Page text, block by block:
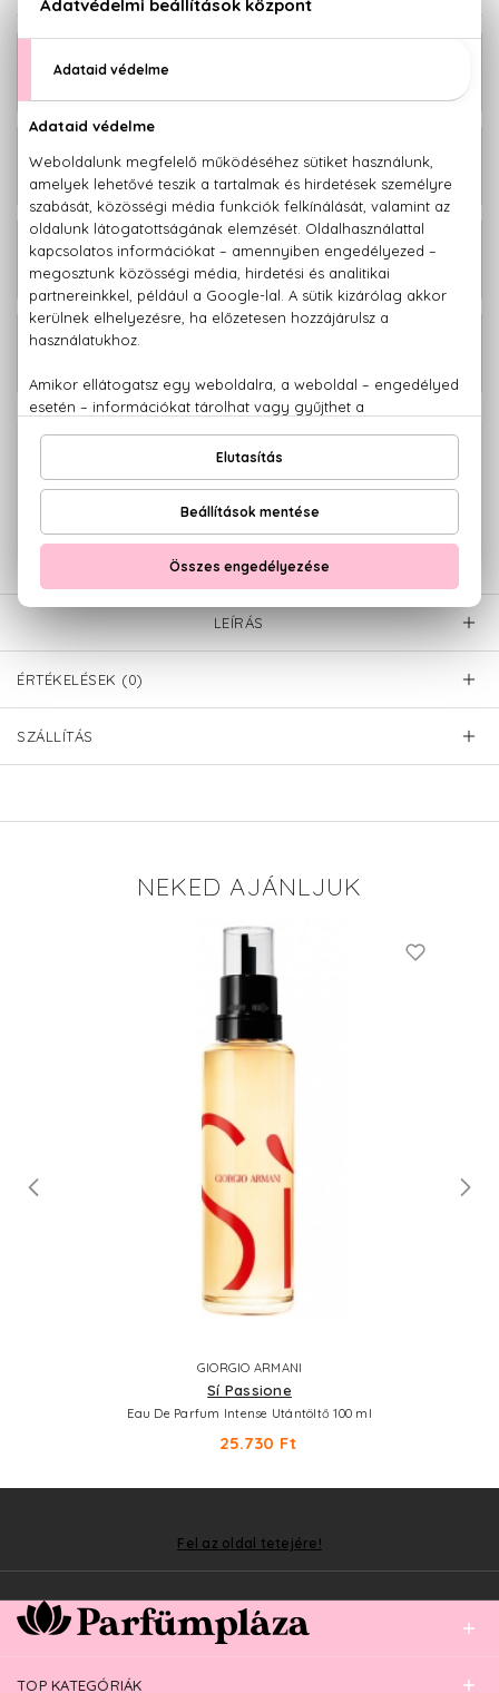
KAPCSOLÓDÓ TERMÉKEK
Sí Eau De Parfum Szett 100+75 ml
Sí Eau De Parfum
36.000 Ft -
Sí Utántölthető Eau De Parfum
20.460 Ft -
14 napos visszaküldési garanciával
Kérdésed van, elakadtál? Hívd ügyfélszolgálatunkat:
LEÍRÁS
ÉRTÉKELÉSEK (0)
SZÁLLÍTÁS
NEKED AJÁNLJUK
GIORGIO ARMANI
Sí Passione
Eau De Parfum Intense Utántöltő 100 ml
25.730 Ft
Fel az oldal tetejére!
TOP KATEGÓRIÁK